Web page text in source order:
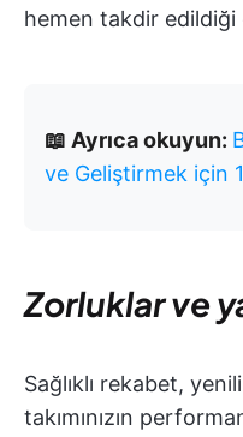
hemen takdir edildiği
📖 Ayrıca okuyun:
ve Geliştirmek için
Zorluklar ve
Sağlıklı rekabet,
takımınızın